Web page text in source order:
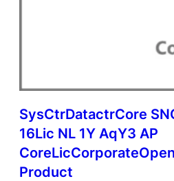
SysCtrDatactrCore
16Lic NL 1Y AqY3 AP
Product